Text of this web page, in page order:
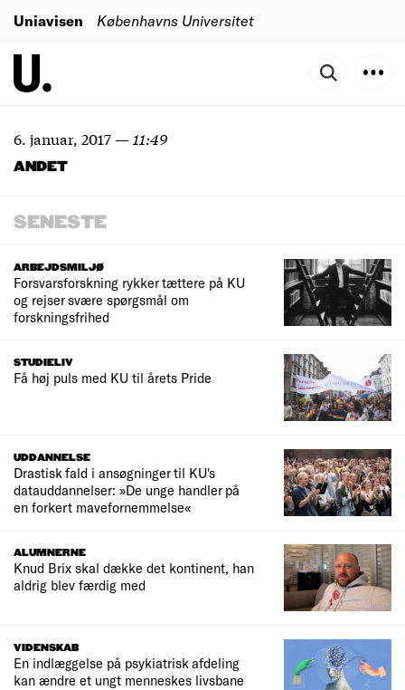
Uniavisen Københavns Universitet
6. januar, 2017— 11:49
ANDET
SENESTE
ARBEJDSMILJØ
Forsvarsforskning rykker tættere på KU
og rejser svære spørgsmål om
forskningsfrihed
STUDIELIV
Få høj puls med KU til årets Pride
UDDANNELSE
Drastisk fald i ansøgninger til KU's
datauddannelser: »De unge handler på
en forkert mavefornemmelse«
ALUMNERNE
Knud Brix skal dække det kontinent, han
aldrig blev færdig med
VIDENSKAB
En indlæggelse på psykiatrisk afdeling
kan ændre et ungt menneskes livsbane